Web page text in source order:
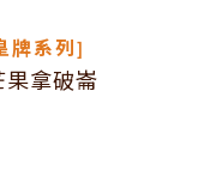
牌系列]
果拿破崙